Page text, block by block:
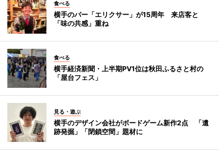
食べる
横手のバー「エリクサー」が15周年 来店客と
「味の共感」重ね
食べる
横手経済新聞・上半期PV1位は秋田ふるさと村の
「屋台フェス」
見る・遊ぶ
横手のデザイン会社がボードゲーム新作2点 「遺
跡発掘」「閉鎖空間」題材に